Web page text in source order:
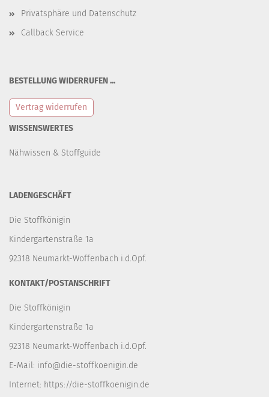
Privatsphäre und Datenschutz
Callback Service
BESTELLUNG WIDERRUFEN ...
Vertrag widerrufen
WISSENSWERTES
Nähwissen & Stoffguide
LADENGESCHÄFT
Die Stoffkönigin
Kindergartenstraße 1a
92318 Neumarkt-Woffenbach i.d.Opf.
KONTAKT/POSTANSCHRIFT
Die Stoffkönigin
Kindergartenstraße 1a
92318 Neumarkt-Woffenbach i.d.Opf.
E-Mail: info@die-stoffkoenigin.de
Internet: https://die-stoffkoenigin.de